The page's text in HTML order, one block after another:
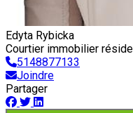
Edyta Rybicka
Courtier immobilier
5148877133
Joindre
Partager